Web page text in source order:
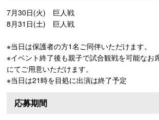
7月30日(火) 巨人戦
8月31日(土) 巨人戦
※当日は保護者の方1名ご同伴いただけます。
※イベント終了後も親子で試合観戦を可能なお
にてご用意いただけます。
※当日は21時を目処に出演は終了予定
応募期間